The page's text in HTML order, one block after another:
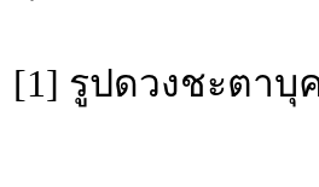
[1] รูปดวงชะตาบุ